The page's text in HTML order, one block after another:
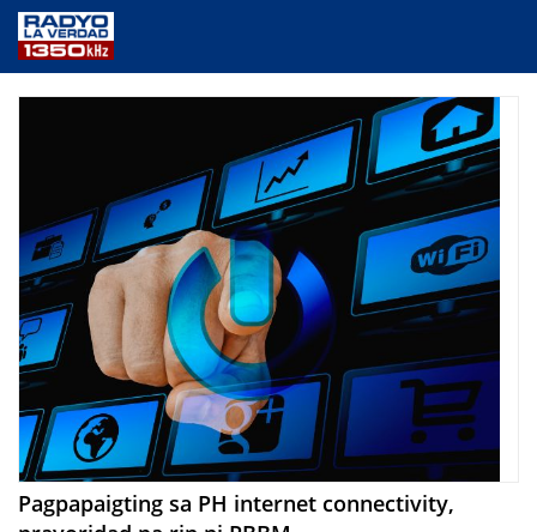
PROGRAMS
ABOUT
CONTACT US
Pagpapaigting sa PH internet connectivity,